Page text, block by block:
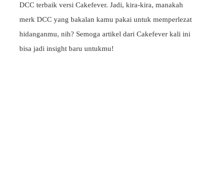
DCC terbaik versi Cakefever. Jadi, kira-kira, manakah
merk DCC yang bakalan kamu pakai untuk memperlezat
hidanganmu, nih? Semoga artikel dari Cakefever kali ini
bisa jadi insight baru untukmu!